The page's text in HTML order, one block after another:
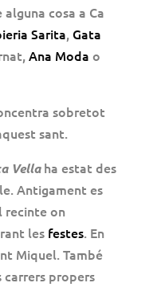
cosa a Ca
Sarita,Gata
Ana Moda o
sobretot
sant.
Vellaha estat des
Antigament es
recinte on
lesfestes. En
Miquel. També
carrers propers